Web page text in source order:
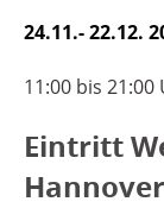
24.11.- 22.12.
11:00 bis 21:00
Eintritt